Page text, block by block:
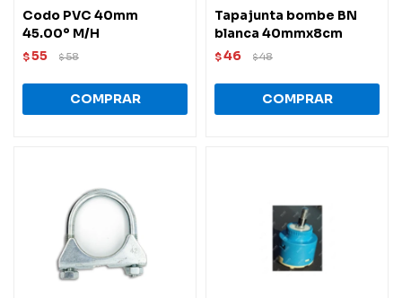
Codo PVC 40mm
45.00º M/H
$55 $58
Tapajunta bombe BN
blanca 40mmx8cm
$46 $48